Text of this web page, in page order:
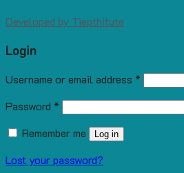
Developed by Tiepthitute
Login
Username or email address *
Password *
Remember me
Log in
Lost your password?